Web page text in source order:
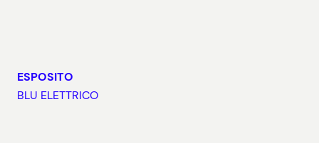
ESPOSITO
BLU ELETTRICO